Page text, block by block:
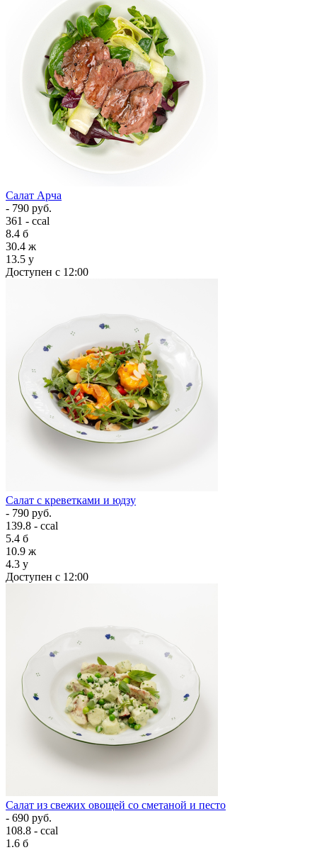
Салат Арча
- 790 руб.
361 - ccal
8.4 б
30.4 ж
13.5 у
Доступен с 12:00
Салат с креветками и юдзу
- 790 руб.
139.8 - ccal
5.4 б
10.9 ж
4.3 у
Доступен с 12:00
Салат из свежих овощей со сметаной и песто
- 690 руб.
108.8 - ccal
1.6 б